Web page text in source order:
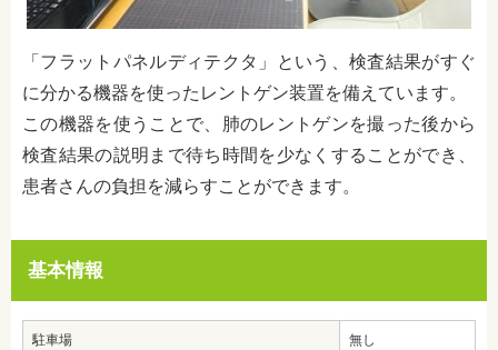
「フラットパネルディテクタ」という、検査結果がすぐ
に分かる機器を使ったレントゲン装置を備えています。
この機器を使うことで、肺のレントゲンを撮った後から
検査結果の説明まで待ち時間を少なくすることができ、
患者さんの負担を減らすことができます。
基本情報
駐車場 無し